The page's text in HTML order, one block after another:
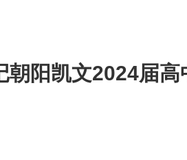
朝阳凯文2024届